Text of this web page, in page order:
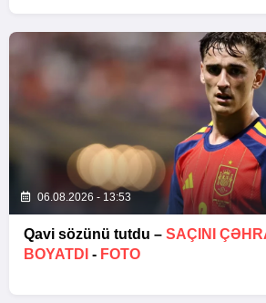
06.08.2026 - 13:53
Qavi sözünü tutdu – SAÇINI
BOYATDI - FOTO